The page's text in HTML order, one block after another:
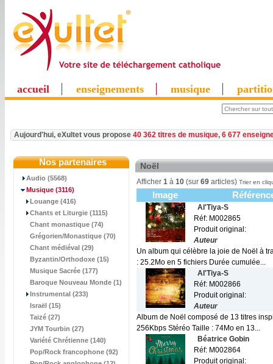
accueil enseignements musique
Aujourd'hui, eXultet vous propose 40 362 titres de musique, 6 677
Nos partenaires
Audio (5568)
Musique (3116)
Louange (416)
Chants et Liturgie (1115)
Chant monastique (74)
Grégorien/Monastique (70)
Chant médiéval (29)
Byzantin/Orthodoxe (15)
Musique Sacrée (177)
Baroque Nouveau Monde (1)
Instrumental (233)
Israël (15)
Taizé (27)
JYM Tourbin (27)
Variété Chrétienne (140)
Pop/Rock francophone (92)
Noël
Afficher 1 à 10 (sur 69 articles) Trier en
Image
Al'Tiya-S
Réf: M002865
Produit original:
Auteur
Un album qui célèbre la joie de Noël à
: 25.2Mo en 5 fichiers Durée cumulée...
Al'Tiya-S
Réf: M002866
Produit original:
Auteur
Album de Noël composé de 13 titres
256Kbps Stéréo Taille : 74Mo en 13...
Béatrice Gobin
Réf: M002864
Produit original: